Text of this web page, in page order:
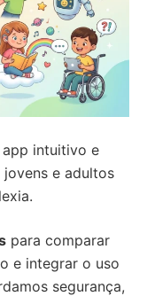
intuitivo e
e adultos
para comparar
e integrar o uso
segurança,